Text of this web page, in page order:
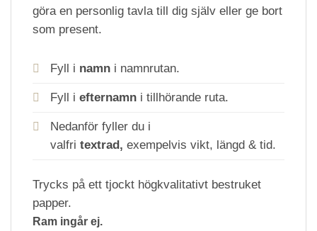
göra en personlig tavla till dig själv eller ge bort
som present.
Fyll i namn i namnrutan.
Fyll i efternamn i tillhörande ruta.
Nedanför fyller du i
valfri textrad, exempelvis vikt, längd & tid.
Trycks på ett tjockt högkvalitativt bestruket
papper.
Ram ingår ej.